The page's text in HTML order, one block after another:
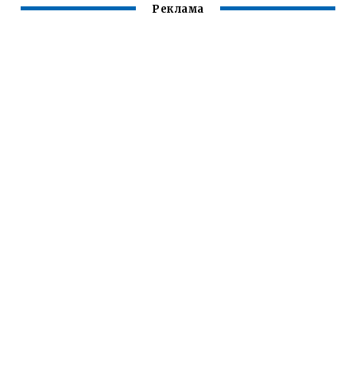
Реклама